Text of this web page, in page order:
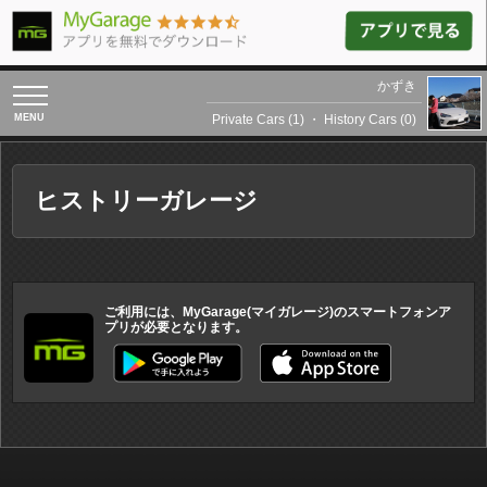
toggle
navigation
かずき
Private Cars (1) ・ History Cars (0)
ヒストリーガレージ
ご利用には、MyGarage(マイガレージ)のスマートフォンア
プリが必要となります。